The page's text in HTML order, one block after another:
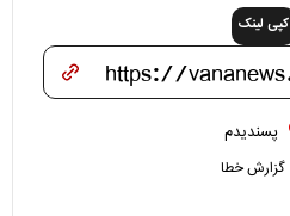
کپی لینک
پسندیدم
گزارش خطا